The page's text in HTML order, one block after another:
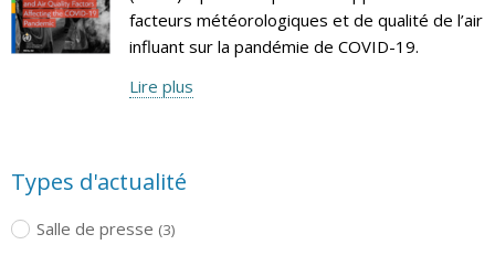
facteurs météorologiques et de qualité de l’air
influant sur la pandémie de COVID-19.
Lire plus
Types d'actualité
Salle de presse (3)